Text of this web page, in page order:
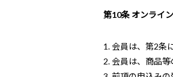
第10条 オンライ
会員は、第2条
会員は、商品等